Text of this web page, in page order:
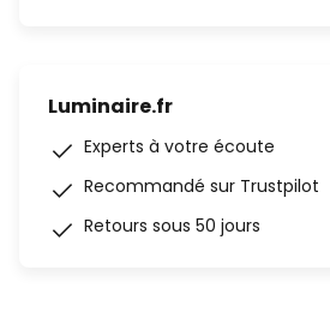
Luminaire.fr
Experts à votre écoute
Recommandé sur Trustpilot
Retours sous 50 jours